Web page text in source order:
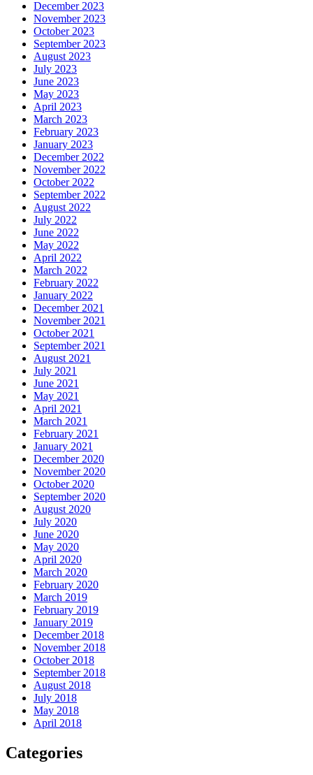
December 2023
November 2023
October 2023
September 2023
August 2023
July 2023
June 2023
May 2023
April 2023
March 2023
February 2023
January 2023
December 2022
November 2022
October 2022
September 2022
August 2022
July 2022
June 2022
May 2022
April 2022
March 2022
February 2022
January 2022
December 2021
November 2021
October 2021
September 2021
August 2021
July 2021
June 2021
May 2021
April 2021
March 2021
February 2021
January 2021
December 2020
November 2020
October 2020
September 2020
August 2020
July 2020
June 2020
May 2020
April 2020
March 2020
February 2020
March 2019
February 2019
January 2019
December 2018
November 2018
October 2018
September 2018
August 2018
July 2018
May 2018
April 2018
Categories